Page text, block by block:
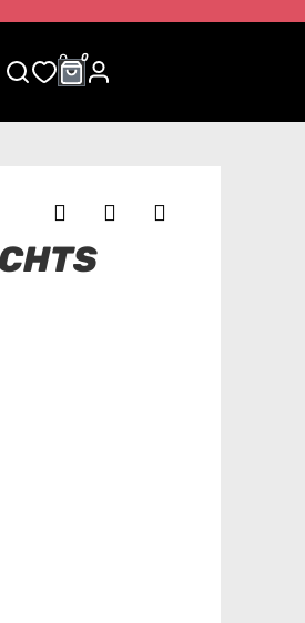
0 0